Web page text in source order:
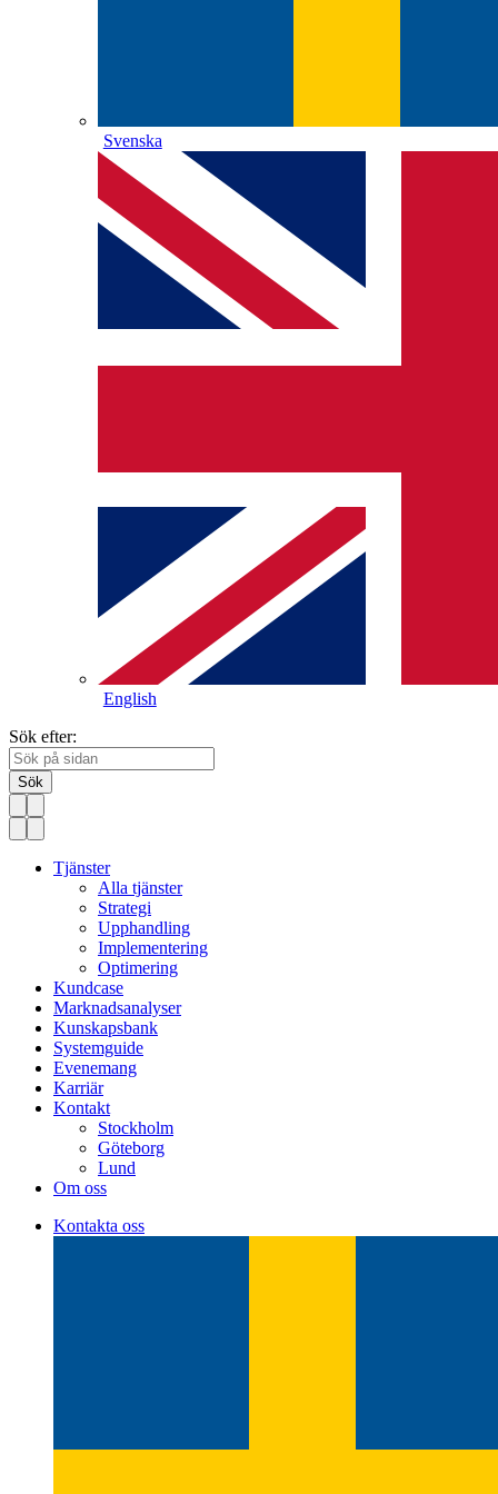
Svenska
English
Sök efter:
Sök
Tjänster
Alla tjänster
Strategi
Upphandling
Implementering
Optimering
Kundcase
Marknadsanalyser
Kunskapsbank
Systemguide
Evenemang
Karriär
Kontakt
Stockholm
Göteborg
Lund
Om oss
Kontakta oss